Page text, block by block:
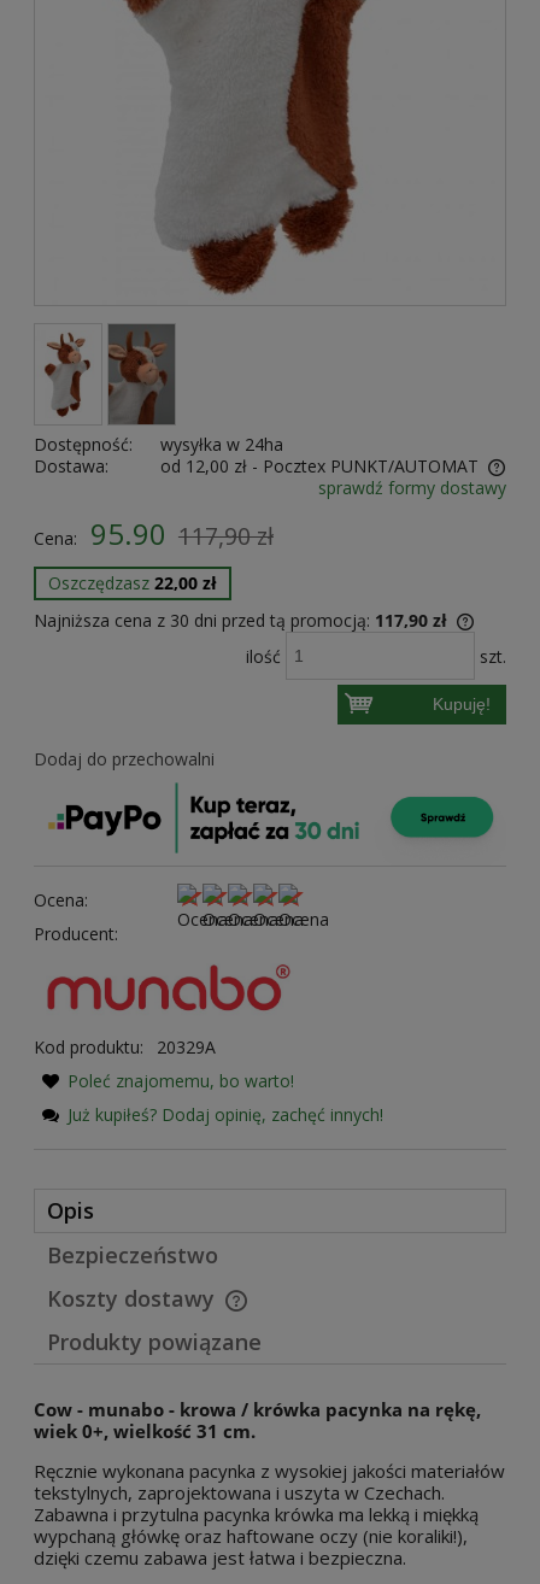
Dostępność:
wysyłka w 24ha
Dostawa:
od 12,00 zł - Pocztex PUNKT/AUTOMAT
Cena nie zawiera ewentualnych kosztów płatności
sprawdź formy dostawy
Cena: 95.90 117,90 zł
Oszczędzasz 22,00 zł
Najniższa cena z 30 dni przed tą promocją: 117,90 zł
30 dni,
ilość szt.
Kupuję!
Dodaj do przechowalni
Ocena:
Producent:
Kod produktu:
20329A
Poleć znajomemu, bo warto!
Już kupiłeś? Dodaj opinię, zachęć innych!
Opis
Bezpieczeństwo
Koszty dostawy
Cena nie zawiera ewentualnych kosztów płatności
Produkty powiązane
Cow - munabo - krowa / krówka pacynka na rękę,
wiek 0+, wielkość 31 cm.
Ręcznie wykonana pacynka z wysokiej jakości materiałów
tekstylnych, zaprojektowana i uszyta w Czechach.
Zabawna i przytulna pacynka krówka ma lekką i miękką
wypchaną główkę oraz haftowane oczy (nie koraliki!),
dzięki czemu zabawa jest łatwa i bezpieczna.